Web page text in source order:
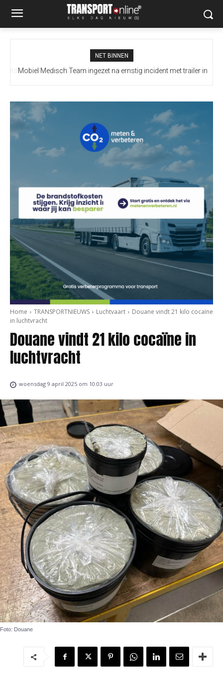
NET BINNEN
Mobiel Medisch Team ingezet na ernstig incident met trailer in
Home TRANSPORTNIEUWS Luchtvaart
Douane vindt 21 kilo cocaïne
in luchtvracht
Douane vindt 21 kilo cocaïne in
luchtvracht
woensdag 9 april 2025 om 10:03 uur
Foto: Douane